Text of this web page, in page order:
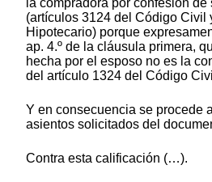
(artículos 3124 del Código Civil
Hipotecario) porque
ap. 4.º de la cláusula primera,
hecha por el esposo no es la
del artículo 1324 del Código
Y en consecuencia se procede
asientos solicitados del
Contra esta calificación (…).